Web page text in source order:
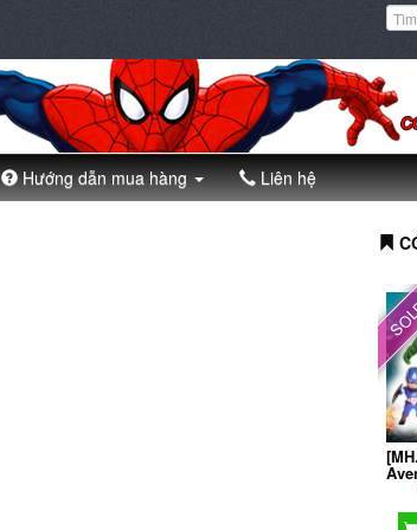
Hướng dẫn mua hàng
Liên hệ